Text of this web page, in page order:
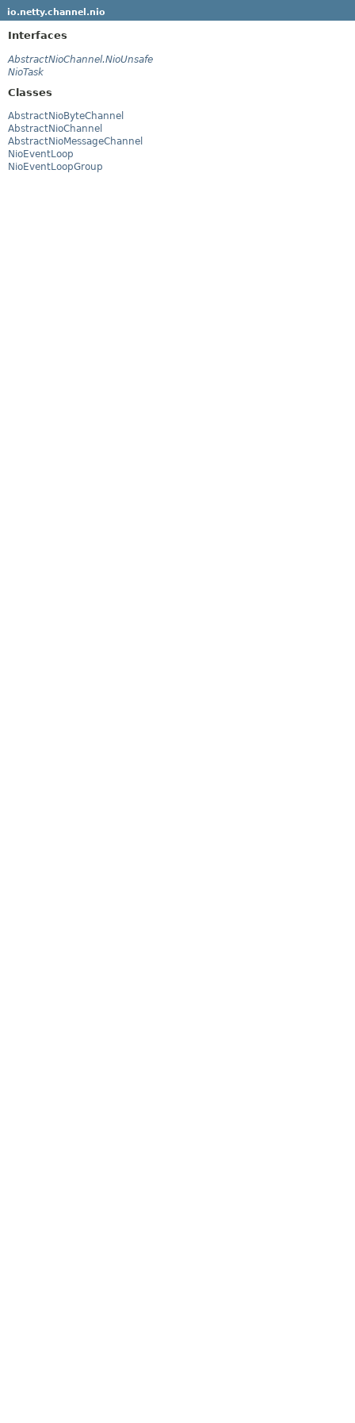
io.netty.channel.nio
Interfaces
AbstractNioChannel.NioUnsafe
NioTask
Classes
AbstractNioByteChannel
AbstractNioChannel
AbstractNioMessageChannel
NioEventLoop
NioEventLoopGroup